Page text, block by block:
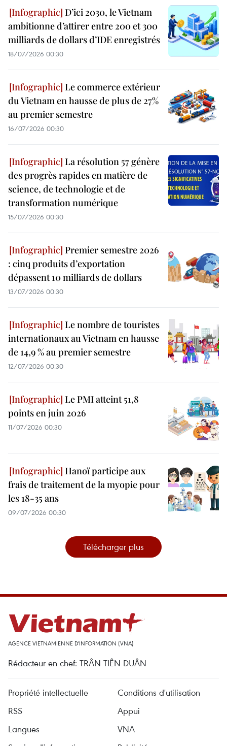
D’ici 2030, le Vietnam
ambitionne d’attirer entre 200 et 300
milliards de dollars d’IDE enregistrés
18/07/2026 00:30
Le commerce extérieur
du Vietnam en hausse de plus de 27%
au premier semestre
16/07/2026 00:30
La résolution 57 génère
des progrès rapides en matière de
science, de technologie et de
transformation numérique
15/07/2026 00:30
Premier semestre 2026
: cinq produits d’exportation
dépassent 10 milliards de dollars
13/07/2026 00:30
Le nombre de touristes
internationaux au Vietnam en hausse
de 14,9 % au premier semestre
12/07/2026 00:30
Le PMI atteint 51,8
points en juin 2026
11/07/2026 00:30
Hanoï participe aux
frais de traitement de la myopie pour
les 18-35 ans
09/07/2026 00:30
Télécharger plus
AGENCE VIETNAMIENNE D'INFORMATION (VNA)
Rédacteur en chef: TRÂN TIÊN DUÂN
Propriété intellectuelle
Conditions d'utilisation
RSS
Appui
Langues
VNA